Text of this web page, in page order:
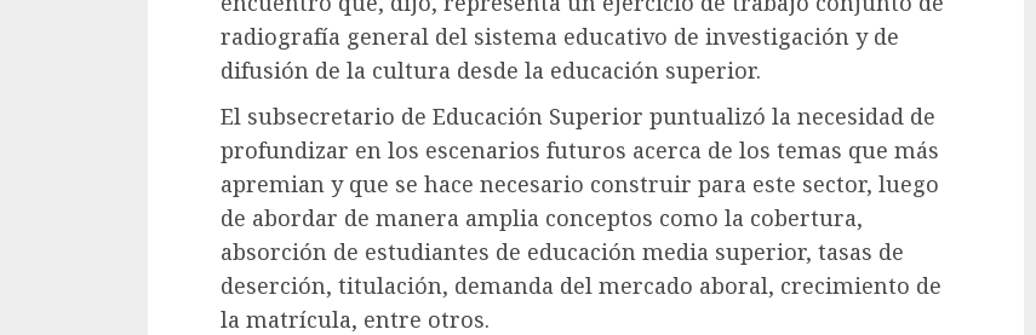
radiografía general del sistema educativo de investigación y de
difusión de la cultura desde la educación superior.
El subsecretario de Educación Superior puntualizó la necesidad de
profundizar en los escenarios futuros acerca de los temas que más
apremian y que se hace necesario construir para este sector, luego
de abordar de manera amplia conceptos como la cobertura,
absorción de estudiantes de educación media superior, tasas de
deserción, titulación, demanda del mercado aboral, crecimiento de
la matrícula, entre otros.